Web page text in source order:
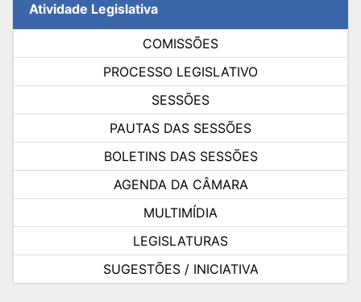
Atividade Legislativa
COMISSÕES
PROCESSO LEGISLATIVO
SESSÕES
PAUTAS DAS SESSÕES
BOLETINS DAS SESSÕES
AGENDA DA CÂMARA
MULTIMÍDIA
LEGISLATURAS
SUGESTÕES / INICIATIVA